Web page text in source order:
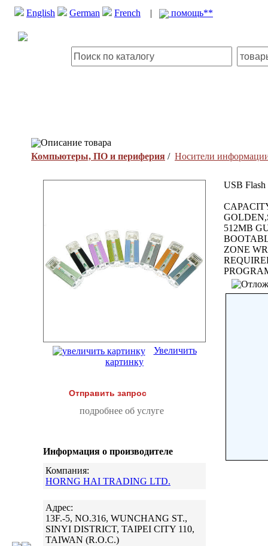
English German French | помощь**
Описание товара
Компьютеры, ПО и периферия / Носители
Увеличить
картинку
Отправить запрос
подробнее об услуге
Информация о производителе
Компания:
HORNG HAI TRADING LTD.
Адрес:
13F.-5, NO.316, WUNCHANG ST.,
SINYI DISTRICT, TAIPEI CITY 110,
TAIWAN (R.O.C.)
USB
512MB
ZONE